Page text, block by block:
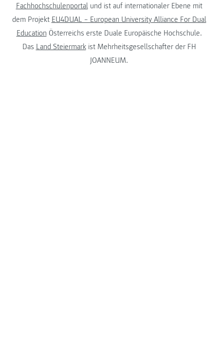
Fachhochschulenportalund ist auf internationaler Ebene mit
dem Projekt EU4DUAL – European University Alliance For Dual
Education Österreichs erste Duale Europäische Hochschule.
Das Land Steiermarkist Mehrheitsgesellschafter der FH
JOANNEUM.